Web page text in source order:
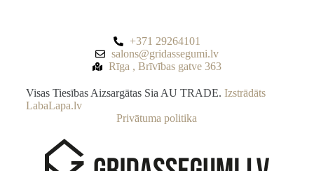
+371 29264101
salons@gridassegumi.lv
Rīga , Brīvības gatve 363
Visas Tiesības Aizsargātas Sia AU TRADE. Izstrādāts
LabaLapa.lv
Privātuma politika